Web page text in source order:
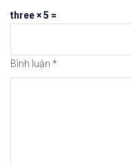
three × 5 =
Bình luận *